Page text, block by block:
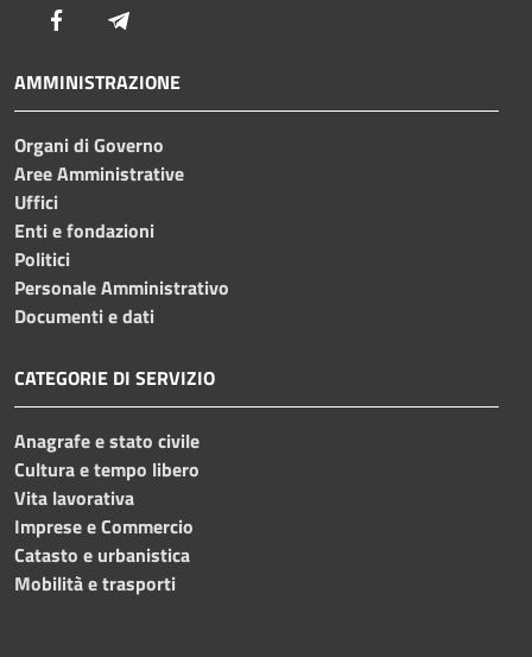
Facebook
AMMINISTRAZIONE
Organi di Governo
Aree Amministrative
Uffici
Enti e fondazioni
Politici
Personale Amministrativo
Documenti e dati
CATEGORIE DI SERVIZIO
Anagrafe e stato civile
Cultura e tempo libero
Vita lavorativa
Imprese e Commercio
Catasto e urbanistica
Mobilità e trasporti